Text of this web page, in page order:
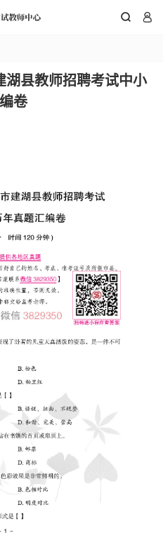
 
县教师招聘考试中小
卷